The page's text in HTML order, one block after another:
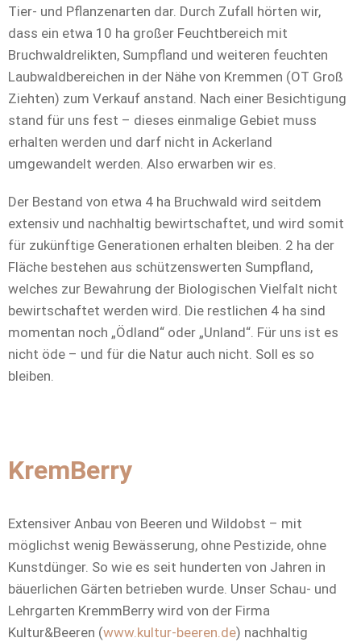
Tier- und Pflanzenarten dar. Durch Zufall hörten wir,
dass ein etwa 10 ha großer Feuchtbereich mit
Bruchwaldrelikten, Sumpfland und weiteren feuchten
Laubwaldbereichen in der Nähe von Kremmen (OT Groß
Ziehten) zum Verkauf anstand. Nach einer Besichtigung
stand für uns fest – dieses einmalige Gebiet muss
erhalten werden und darf nicht in Ackerland
umgewandelt werden. Also erwarben wir es.
Der Bestand von etwa 4 ha Bruchwald wird seitdem
extensiv und nachhaltig bewirtschaftet, und wird somit
für zukünftige Generationen erhalten bleiben. 2 ha der
Fläche bestehen aus schützenswerten Sumpfland,
welches zur Bewahrung der Biologischen Vielfalt nicht
bewirtschaftet werden wird. Die restlichen 4 ha sind
momentan noch „Ödland“ oder „Unland“. Für uns ist es
nicht öde – und für die Natur auch nicht. Soll es so
bleiben.
KremBerry
Extensiver Anbau von Beeren und Wildobst – mit
möglichst wenig Bewässerung, ohne Pestizide, ohne
Kunstdünger. So wie es seit hunderten von Jahren in
bäuerlichen Gärten betrieben wurde. Unser Schau- und
Lehrgarten KremmBerry wird von der Firma
Kultur&Beeren (www.kultur-beeren.de) nachhaltig